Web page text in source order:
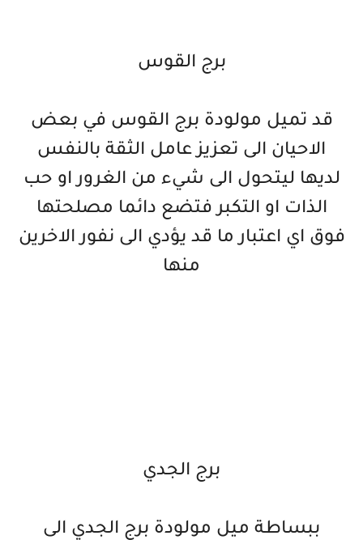
برج القوس
قد تميل مولودة برج القوس في بعض
الاحيان الى تعزيز عامل الثقة بالنفس
لديها ليتحول الى شيء من الغرور او حب
الذات او التكبر فتضع دائما مصلحتها
فوق اي اعتبار ما قد يؤدي الى نفور الاخرين
منها
برج الجدي
ببساطة ميل مولودة برج الجدي الى